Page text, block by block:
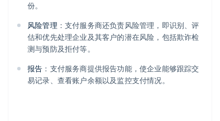
份。
风险管理 ：支付服务商还负责风险管理，即识别、评
估和优先处理企业及其客户的潜在风险，包括欺诈检
测与预防及拒付等。
报告 ：支付服务商提供报告功能，使企业能够跟踪交
易记录、查看账户余额以及监控支付情况。